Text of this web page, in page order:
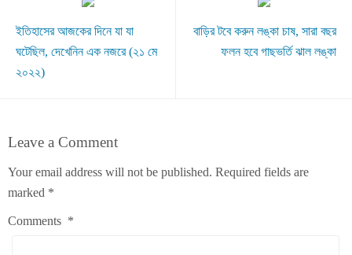
ইতিহাসের আজকের দিনে যা যা
ঘটেছিল, দেখেনিন এক নজরে (২১ মে
২০২২)
বাড়ির টবে করুন লঙ্কা চাষ, সারা বছর
ফলন হবে গাছভর্তি ঝাল লঙ্কা
Leave a Comment
Your email address will not be published. Required fields are
marked *
Comments *